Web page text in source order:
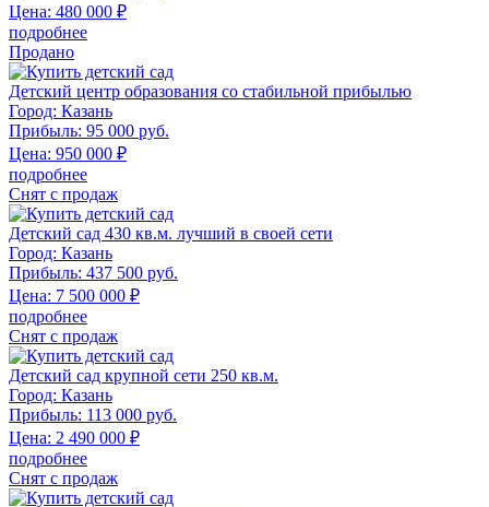
Цена: 480 000 ₽
подробнее
Продано
Детский центр образования со стабильной прибылью
Город: Казань
Прибыль: 95 000 руб.
Цена: 950 000 ₽
подробнее
Снят с продаж
Детский сад 430 кв.м. лучший в своей сети
Город: Казань
Прибыль: 437 500 руб.
Цена: 7 500 000 ₽
подробнее
Снят с продаж
Детский сад крупной сети 250 кв.м.
Город: Казань
Прибыль: 113 000 руб.
Цена: 2 490 000 ₽
подробнее
Снят с продаж